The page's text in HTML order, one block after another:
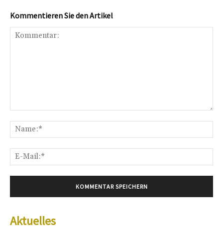
Kommentieren Sie den Artikel
Aktuelles